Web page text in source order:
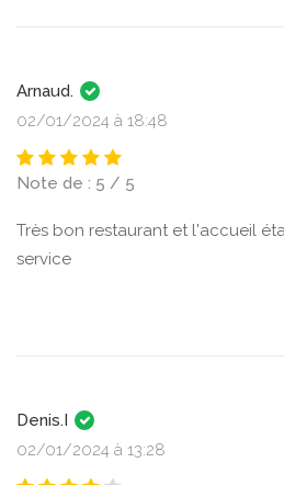
Arnaud.
02/01/2024 à 18:48
Note de : 5 / 5
Très bon restaurant et l'accueil
service
Denis.I
02/01/2024 à 13:28